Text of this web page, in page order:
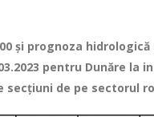
şi prognoza
pentru Dunăre la
secţiuni de pe sectorul